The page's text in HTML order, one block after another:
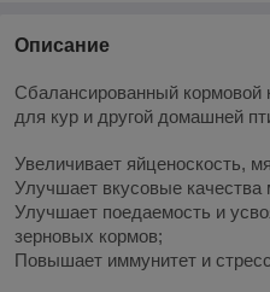
Описание
Сбалансированный
для кур и другой домашней
Увеличивает яйценоскость,
Улучшает вкусовые качества
Улучшает поедаемость и
зерновых кормов;
Повышает иммунитет и